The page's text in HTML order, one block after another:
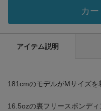
カ
アイテム説明
181cmのモデルがMサイズを
16.5ozの裏フリースボンデ